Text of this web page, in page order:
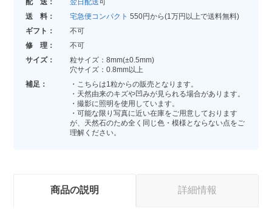
配 送： 翌日配送可
送 料：
宅急便コンパクト 550円から(1万円以上で送料無料)
ギフト：
不可
修 理：
不可
サイズ：
粒サイズ：8mm(±0.5mm)
穴サイズ：0.8mm以上
補足：
・こちらは1粒からの販売となります。
・天然由来のキズや凹みが見られる場合があります。
・撮影に照明を使用しています。
・可能な限り写真に近い在庫をご用意しております
が、天然石のため全く同じ色・模様とならない点をご
理解ください。
商品の説明 詳細情報